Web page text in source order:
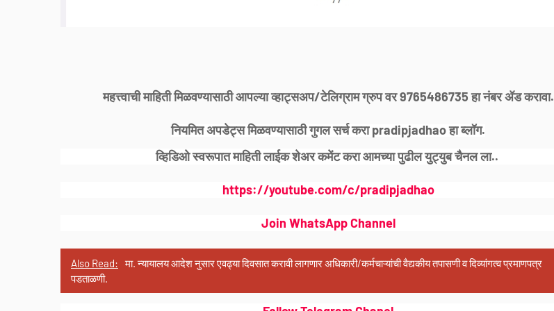
महत्त्वाची माहिती मिळवण्यासाठी आपल्या व्हाट्सअप/टेलिग्राम ग्रुप वर 9765486735 हा नंबर ॲड करावा.
नियमित अपडेट्स मिळवण्यासाठी गुगल सर्च करा pradipjadhao हा ब्लॉग.
व्हिडिओ स्वरूपात माहिती लाईक शेअर कमेंट करा आमच्या पुढील युट्युब चैनल ला..
https://youtube.com/c/pradipjadhao
Join WhatsApp Channel
Also Read:
मा. न्यायालय आदेश नुसार एवढ्या दिवसात करावी लागणार अधिकारी/कर्मचाऱ्यांची वैद्यकीय तपासणी व दिव्यांगत्व प्रमाणपत्र
पडताळणी.